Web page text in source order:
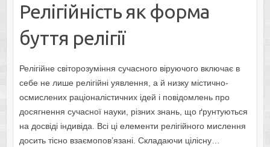
Релігійність як форма
буття релігії
Релігійне світорозуміння сучасного віруючого включає в
себе не лише релігійні уявлення, а й низку містично-
осмислених раціоналістичних ідей і повідомлень про
досягнення сучасної науки, різних знань, що ґрунтуються
на досвіді індивіда. Всі ці елементи релігійного мислення
досить тісно взаємопов’язані. Складаючи цілісну…